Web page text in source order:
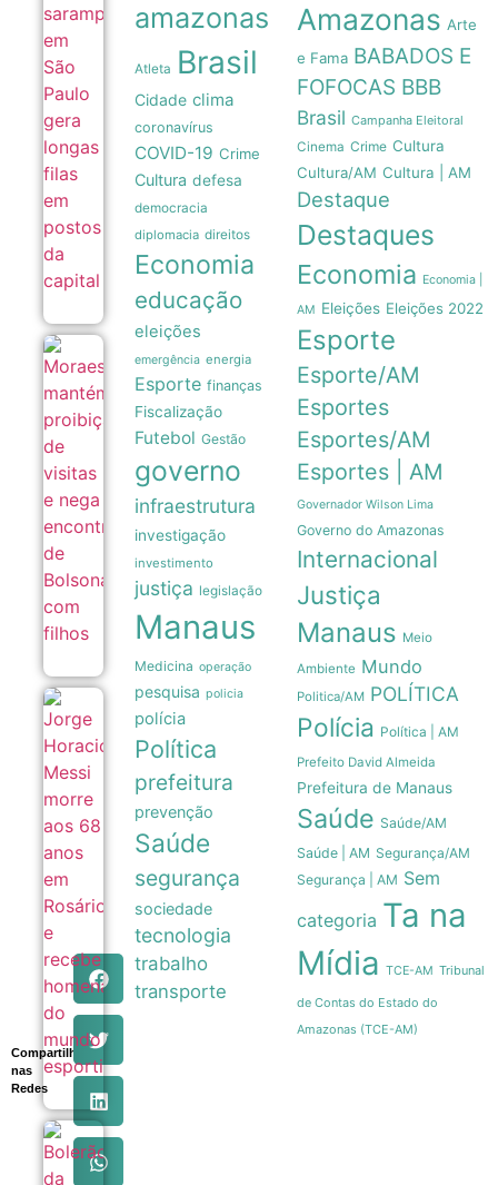
Compartilhe
nas
Redes
Paulo
filas em
postos da
capital
08/08
Moraes
proibição
de visitas
encontro
Bolsonaro
com
filhos
08/08
Horacio
Messi morre
aos 68 anos
em Rosário e
recebe
homenagens
do mundo
esportivo
Bolerão
amazonas
Atleta Brasil
Cidade clima
coronavírus
COVID-19 Crime
Cultura defesa
democracia
diplomacia direitos
Economia
educação
eleições
emergência energia
Esporte finanças
Fiscalização
Futebol Gestão
governo
infraestrutura
investigação
investimento
justiça legislação
Manaus
Medicina operação
pesquisa policia
polícia
Política
prefeitura
prevenção
Saúde
segurança
sociedade
tecnologia
trabalho
transporte
Amazonas Arte
e Fama BABADOS E
FOFOCAS BBB
Brasil Campanha Eleitoral
Cinema Crime Cultura
Cultura/AM Cultura | AM
Destaque
Destaques
Economia Economia |
AM Eleições Eleições 2022
Esporte
Esporte/AM
Esportes
Esportes/AM
Esportes | AM
Governador Wilson Lima
Governo do Amazonas
Internacional
Justiça
Manaus Meio
Ambiente Mundo
Politica/AM POLÍTICA
Polícia Política | AM
Prefeito David Almeida
Prefeitura de Manaus
Saúde Saúde/AM
Saúde | AM Segurança/AM
Segurança | AM Sem
categoria Ta na
Mídia TCE-AM Tribunal
de Contas do Estado do
Amazonas (TCE-AM)